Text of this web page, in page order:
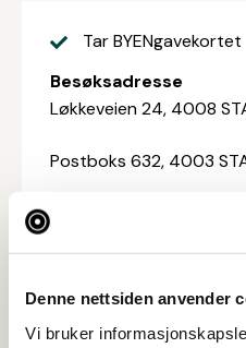
Denne nettsiden anvender
Vi bruker
Tar BYENgavekortet
Besøksadresse
Løkkeveien 24, 4008
Postboks 632, 4003
Ta kontakt